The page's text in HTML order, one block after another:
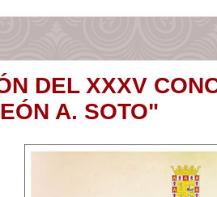
DEL XXXV
A. SOTO"